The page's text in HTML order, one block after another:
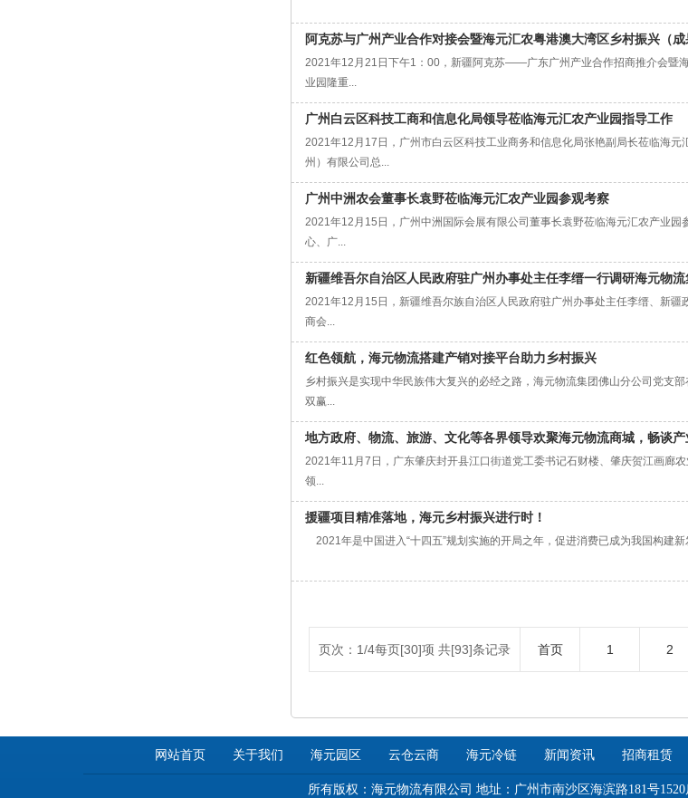
阿克苏与广州产业合作对接会暨海元汇农粤港澳大湾区乡村振兴（
2021年12月21日下午1：00，新疆阿克苏——广东广州产业合作招商推介会暨
业园隆重...
广州白云区科技工商和信息化局领导莅临海元汇农产业园指导工作
2021年12月17日，广州市白云区科技工业商务和信息化局张艳副局长莅临海
州）有限公司总...
广州中洲农会董事长袁野莅临海元汇农产业园参观考察
2021年12月15日，广州中洲国际会展有限公司董事长袁野莅临海元汇农产业
心、广...
新疆维吾尔自治区人民政府驻广州办事处主任李缙一行调研海元物流
2021年12月15日，新疆维吾尔族自治区人民政府驻广州办事处主任李缙、新
商会...
红色领航，海元物流搭建产销对接平台助力乡村振兴
乡村振兴是实现中华民族伟大复兴的必经之路，海元物流集团佛山分公司党支
双赢...
地方政府、物流、旅游、文化等各界领导欢聚海元物流商城，畅谈
2021年11月7日，广东肇庆封开县江口街道党工委书记石财楼、肇庆贺江画廊
领...
援疆项目精准落地，海元乡村振兴进行时！
2021年是中国进入“十四五”规划实施的开局之年，促进消费已成为我国构建
页次：1/4每页[30]项 共[93]条记录 首页 1 2
网站首页 关于我们 海元园区 云仓云商 海元冷链 新闻资讯 招商租赁
所有版权：海元物流有限公司 地址：广州市南沙区海滨路181号